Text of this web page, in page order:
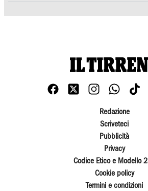
Redazione
Scriveteci
Pubblicità
Privacy
Codice Etico e Modello
Cookie policy
Termini e condizioni